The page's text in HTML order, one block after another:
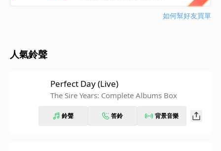
如何幫好友買單
人氣鈴聲
Perfect Day (Live)
The Sire Years: Complete Albums Box
鈴聲 答鈴 背景音樂